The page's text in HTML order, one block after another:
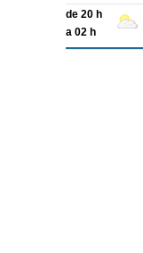
de 20 h
a 02 h